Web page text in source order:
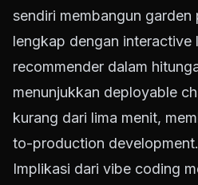
sendiri membangun garden
lengkap dengan
recommender dalam
menunjukkan deployable
kurang dari lima menit,
to-production development.
Implikasi dari vibe coding